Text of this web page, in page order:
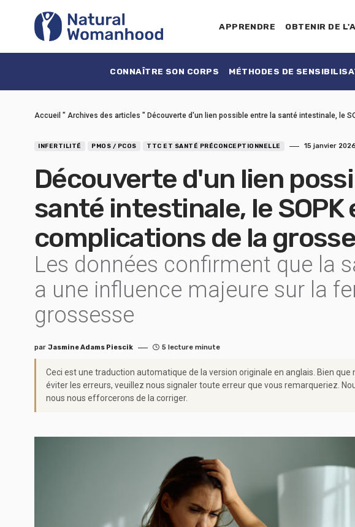
APPRENDRE OBTENIR DE
CONNAÎTRE SON CORPS MÉTHODES DE
Accueil " Archives des articles " Découverte d'un lien possible entre la santé intestinale, le
INFERTILITÉ PMOS / PCOS TTC ET SANTÉ PRÉCONCEPTIONNELLE 15 janvier 2026
Découverte d'un lien
santé intestinale, le SOPK
complications de la
Les données confirment que la
a une influence majeure sur la
grossesse
par Jasmine Adams Piescik 5 lecture minute
Ceci est une traduction automatique de la version originale en anglais. Bien
éviter les erreurs, veuillez nous signaler toute erreur que vous remarqueriez.
nous nous efforcerons de la corriger.